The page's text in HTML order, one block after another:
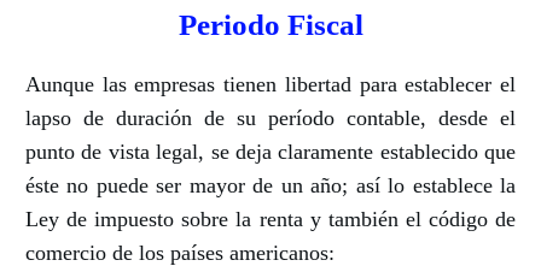
Periodo Fiscal
Aunque las empresas tienen libertad para establecer el
lapso de duración de su período contable, desde el
punto de vista legal, se deja claramente establecido que
éste no puede ser mayor de un año; así lo establece la
Ley de impuesto sobre la renta y también el código de
comercio de los países americanos: